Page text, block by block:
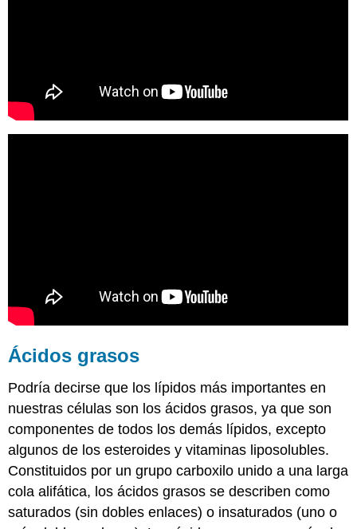
Ácidos grasos
Podría decirse que los lípidos más importantes en
nuestras células son los ácidos grasos, ya que son
componentes de todos los demás lípidos, excepto
algunos de los esteroides y vitaminas liposolubles.
Constituidos por un grupo carboxilo unido a una larga
cola alifática, los ácidos grasos se describen como
saturados (sin dobles enlaces) o insaturados (uno o